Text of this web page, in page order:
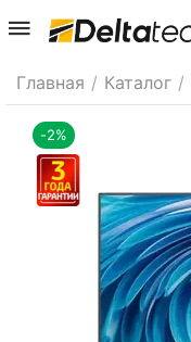
Главная / Каталог /
-2%